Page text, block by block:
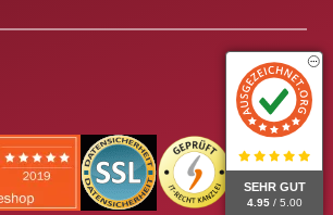
SEHR GUT
4.95 / 5.00